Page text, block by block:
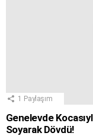
1 Paylaşım
Genelevde
Soyarak Dövdü!